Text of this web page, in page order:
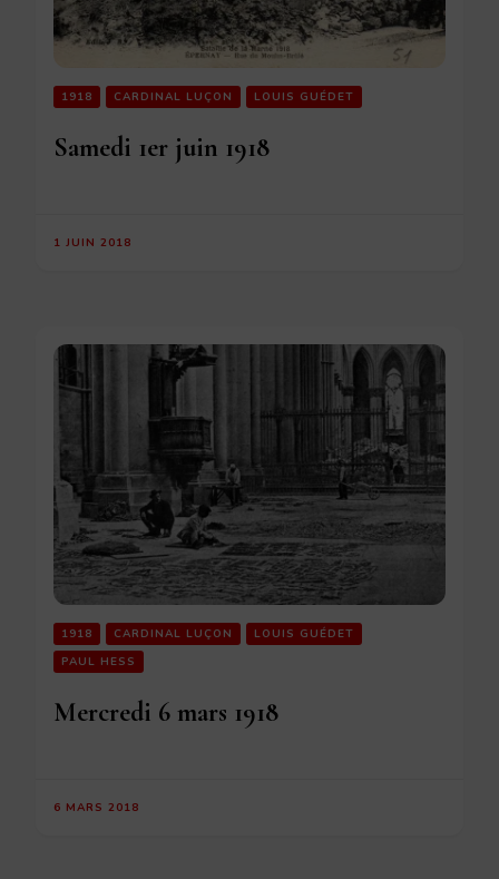
1918 CARDINAL LUÇON LOUIS GUÉDET
Samedi 1er juin 1918
1 JUIN 2018
1918 CARDINAL LUÇON
LOUIS GUÉDET
PAUL HESS
Mercredi 6 mars 1918
6 MARS 2018